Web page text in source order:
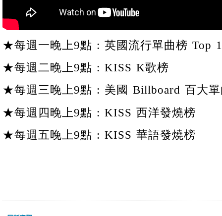
★每週一晚上9點 : 英國流行單曲榜 Top
★每週二晚上9點 : KISS K歌榜
★每週三晚上9點 : 美國 Billboard 百大
★每週四晚上9點 : KISS 西洋發燒榜
★每週五晚上9點 : KISS 華語發燒榜